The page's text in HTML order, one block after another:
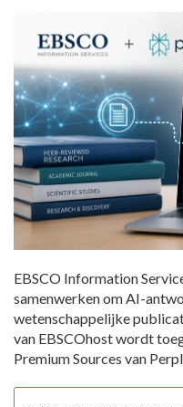
EBSCO Information
samenwerken om AI-
wetenschappelijke
van EBSCOhost wordt
Premium Sources van